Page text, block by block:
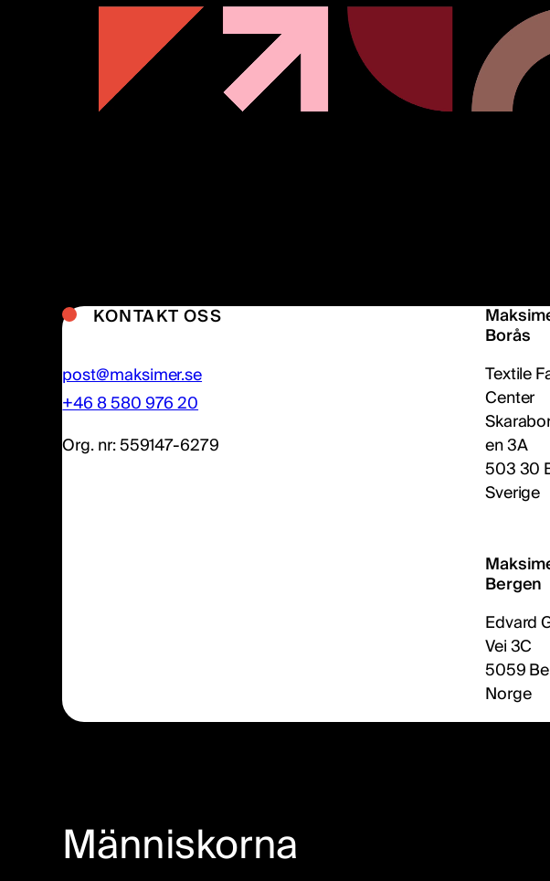
KONTAKT OSS
post@maksimer.se
+46 8 580 976 20
Org. nr: 559147-6279
Borås
Textile
Center
en 3A
503 30
Sverige
Bergen
Edvard
Vei 3C
5059
Norge
Människorna